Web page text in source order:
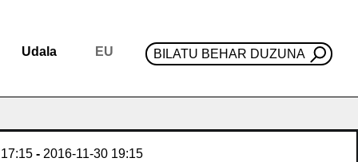
Udala EU BILATU BEHAR DUZUNA
17:15 - 2016-11-30 19:15